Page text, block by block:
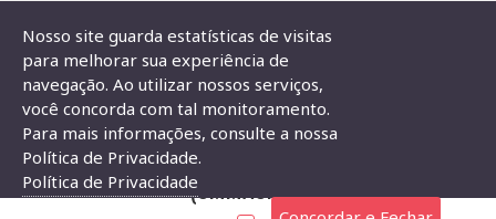
Capacitor Eletrolitico SMD 33uF X 16V (5mmx5mm)
CAPACITOR ELETROLITICO SMD 33UF X 16V
(5MMX5MM)
Nosso site guarda estatísticas de visitas
para melhorar sua experiência de
navegação. Ao utilizar nossos serviços,
você concorda com tal monitoramento.
Para mais informações, consulte a nossa
Política de Privacidade.
Política de Privacidade